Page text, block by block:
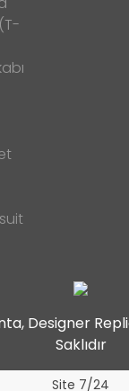
Designer
Saklıdır
Site 7/24